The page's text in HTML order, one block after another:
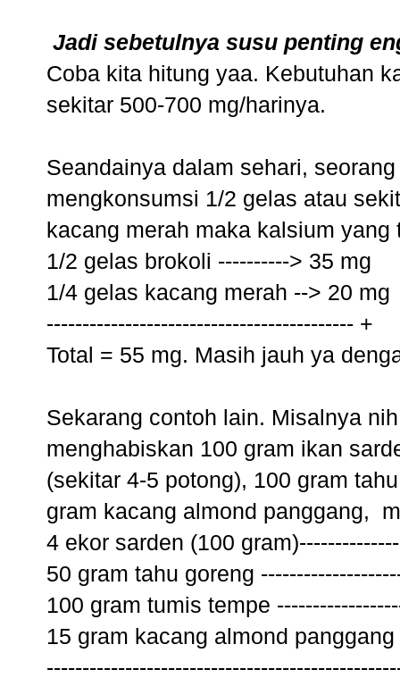
Jadi sebetulnya susu penting
Coba kita hitung yaa. Kebutuhan
sekitar 500-700 mg/harinya.
Seandainya dalam sehari,
mengkonsumsi 1/2 gelas atau
kacang merah maka kalsium yang
1/2 gelas brokoli ----------> 35 mg
1/4 gelas kacang merah --> 20 mg
------------------------------------------- +
Total = 55 mg. Masih jauh ya
Sekarang contoh lain. Misalnya
menghabiskan 100 gram ikan
(sekitar 4-5 potong), 100 gram
gram kacang almond panggang,
4 ekor sarden (100
50 gram tahu goreng
100 gram tumis tempe
15 gram kacang almond